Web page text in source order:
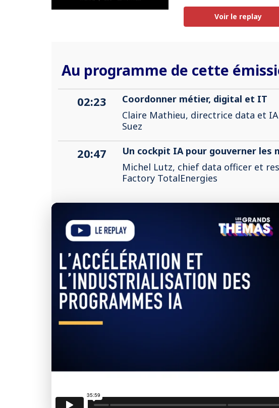
Voir le replay
Au programme de cette
02:23
Coordonner métier, digital et IT
Claire Mathieu, directrice data et
Suez
20:47
Un cockpit IA pour gouverner les
Michel Lutz, chief data officer et
Factory TotalEnergies
Accès sécurisé